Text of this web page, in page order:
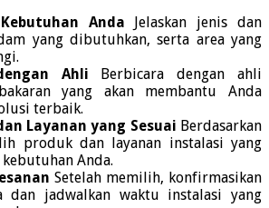
Anda Jelaskan jenis dan
yang dibutuhkan, serta area yang
Ahli Berbicara dengan ahli
yang akan membantu Anda
terbaik.
Layanan yang Sesuai Berdasarkan
produk dan layanan instalasi yang
Anda.
Setelah memilih, konfirmasikan
dan jadwalkan waktu instalasi yang